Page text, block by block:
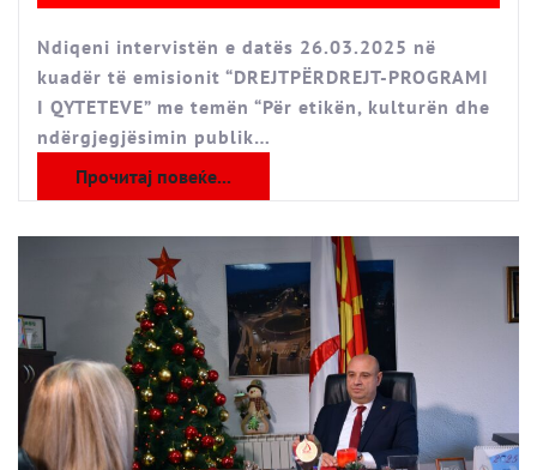
Ndiqeni intervistën e datës 26.03.2025 në
kuadër të emisionit “DREJTPËRDREJT-PROGRAMI
I QYTETEVE” me temën “Për etikën, kulturën dhe
ndërgjegjësimin publik…
Прочитај повеќе...